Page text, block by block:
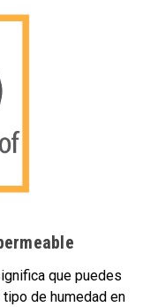
que puedes
de humedad en